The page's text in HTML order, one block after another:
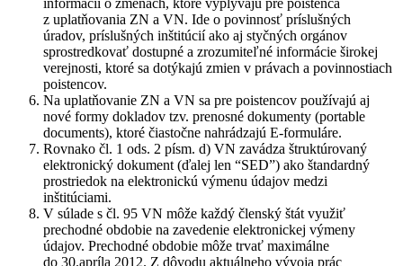
z uplatňovania ZN a VN. Ide o povinnosť príslušných
úradov, príslušných inštitúcií ako aj styčných orgánov
sprostredkovať dostupné a zrozumiteľné informácie širokej
verejnosti, ktoré sa dotýkajú zmien v právach a povinnostiach
poistencov.
Na uplatňovanie ZN a VN sa pre poistencov používajú aj
nové formy dokladov tzv. prenosné dokumenty (portable
documents), ktoré čiastočne nahrádzajú E-formuláre.
Rovnako čl. 1 ods. 2 písm. d) VN zavádza štruktúrovaný
elektronický dokument (ďalej len “SED”) ako štandardný
prostriedok na elektronickú výmenu údajov medzi
inštitúciami.
V súlade s čl. 95 VN môže každý členský štát využiť
prechodné obdobie na zavedenie elektronickej výmeny
údajov. Prechodné obdobie môže trvať maximálne
do 30.apríla 2012. Z dôvodu aktuálneho vývoja prác